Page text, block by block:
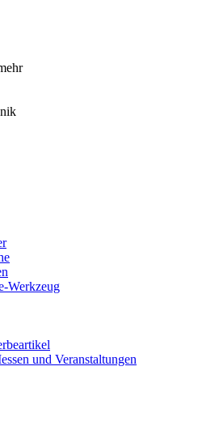
Werkzeug
und Veranstaltungen